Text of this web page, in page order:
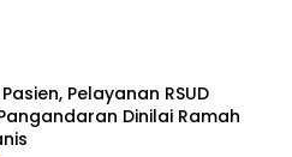
Pelayanan RSUD
Dinilai Ramah